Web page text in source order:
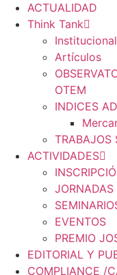
ACTUALIDAD
Think Tank
Institucional
Artículos
OTEM
INDICES
TRABAJOS
ACTIVIDADES
JORNADAS
EVENTOS
PREMIO
EDITORIAL Y
COMPLIANCE /